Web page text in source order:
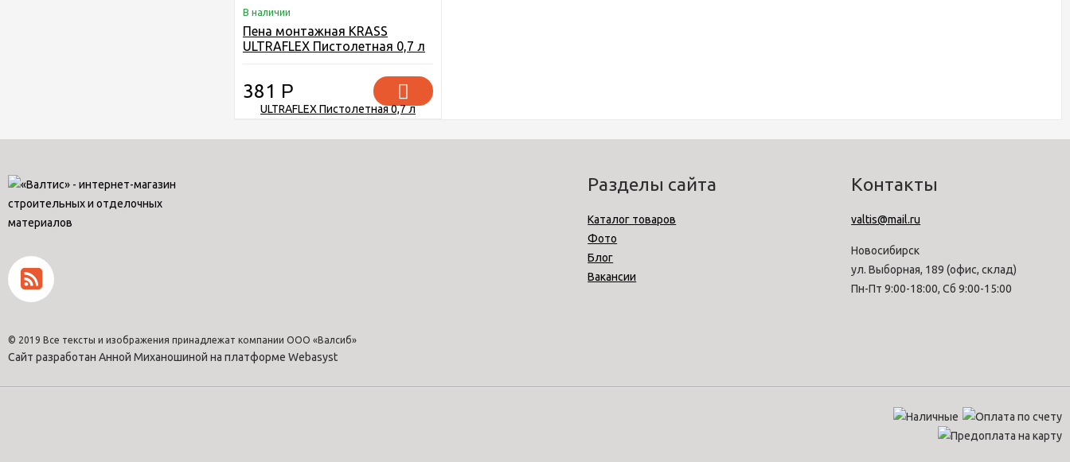
В наличии
Пена монтажная KRASS
ULTRAFLEX Пистолетная 0,7 л
381 Р
Разделы сайта
Каталог товаров
Фото
Блог
Вакансии
Контакты
valtis@mail.ru
Новосибирск
ул. Выборная, 189 (офис, склад)
Пн-Пт 9:00-18:00, Сб 9:00-15:00
© 2019 Все тексты и изображения принадлежат компании ООО «Валсиб»
Сайт разработан Анной Миханошиной на платформе Webasyst